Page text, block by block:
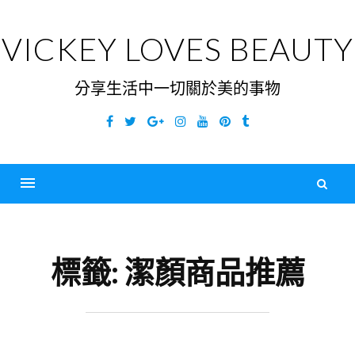
content
VICKEY LOVES BEAUTY
分享生活中一切關於美的事物
Facebook
TwitterGoogleInstagramYouTubePinterest
Tumblr
標籤: 潔顏商品推薦